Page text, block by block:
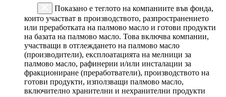
Показано е теглото на компаниите във фонда,
които участват в производството, разпространението
или преработката на палмово масло и готови продукти
на базата на палмово масло. Това включва компании,
участващи в отглеждането на палмово масло
(производители), експлоатацията на мелници за
палмово масло, рафинерии и/или инсталации за
фракциониране (преработватели), производството на
готови продукти, използващи палмово масло,
включително хранителни и нехранителни продукти